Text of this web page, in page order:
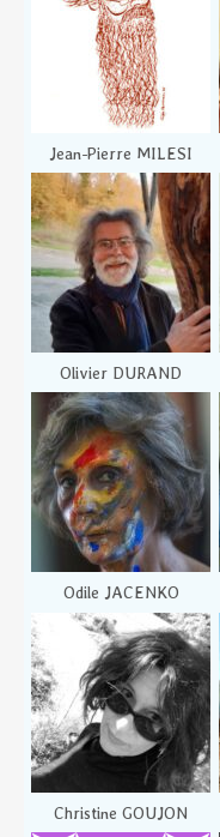
Jean-Pierre MILESI
Olivier DURAND
Odile JACENKO
Christine GOUJON